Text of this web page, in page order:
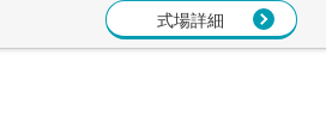
式場詳細